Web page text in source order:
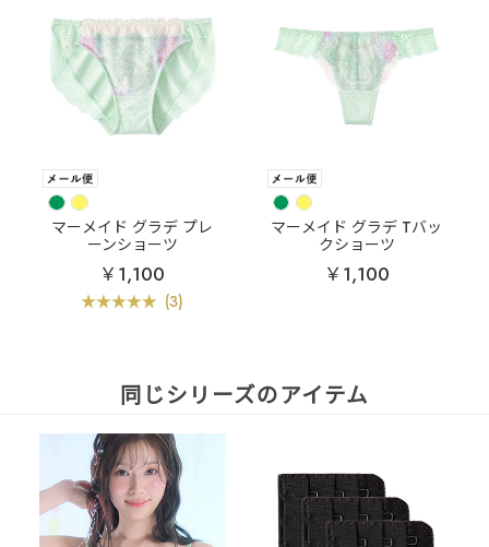
マーメイド グラデ プレ
ーンショーツ
￥1,100
(3)
マーメイド グラデ Tバッ
クショーツ
￥1,100
同じシリーズのアイテム